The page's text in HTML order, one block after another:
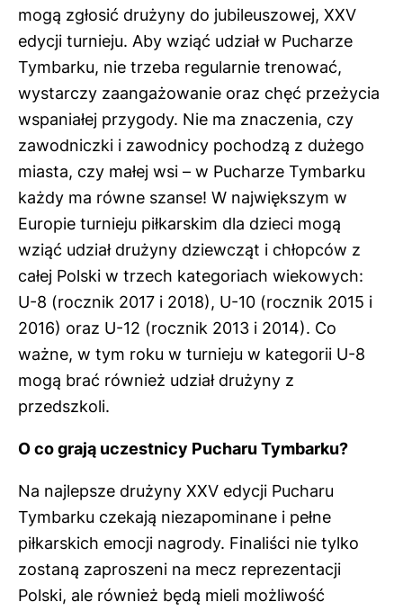
mogą zgłosić drużyny do jubileuszowej, XXV
edycji turnieju. Aby wziąć udział w Pucharze
Tymbarku, nie trzeba regularnie trenować,
wystarczy zaangażowanie oraz chęć przeżycia
wspaniałej przygody. Nie ma znaczenia, czy
zawodniczki i zawodnicy pochodzą z dużego
miasta, czy małej wsi – w Pucharze Tymbarku
każdy ma równe szanse! W największym w
Europie turnieju piłkarskim dla dzieci mogą
wziąć udział drużyny dziewcząt i chłopców z
całej Polski w trzech kategoriach wiekowych:
U-8 (rocznik 2017 i 2018), U-10 (rocznik 2015 i
2016) oraz U-12 (rocznik 2013 i 2014). Co
ważne, w tym roku w turnieju w kategorii U-8
mogą brać również udział drużyny z
przedszkoli.
O co grają uczestnicy Pucharu Tymbarku?
Na najlepsze drużyny XXV edycji Pucharu
Tymbarku czekają niezapominane i pełne
piłkarskich emocji nagrody. Finaliści nie tylko
zostaną zaproszeni na mecz reprezentacji
Polski, ale również będą mieli możliwość